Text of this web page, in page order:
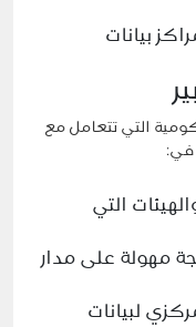
بيانات
التي تتعامل مع
في:
التي
مهولة على مدار
لبيانات